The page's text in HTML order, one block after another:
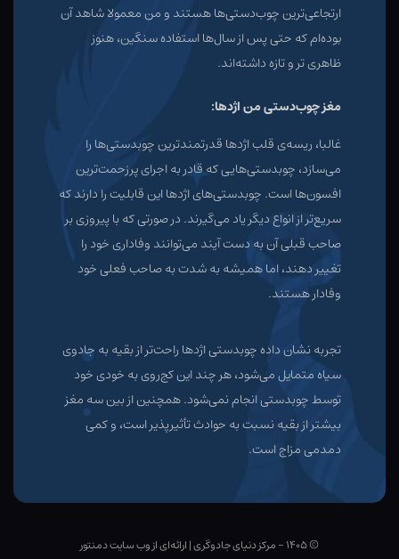
ارتجاعی‌ترین چوب‌دستی‌ها هستند و من معمولا شاهد آن
بوده‌ام که حتی پس از سال‌ها استفاده سنگین، هنوز
ظاهری تر و تازه داشته‌اند.
مغز چوب‌دستی من اژدها:
غالبا، ریسه‌ی قلب اژدها قدرتمندترین چوبدستی‌ها را
می‌سازد، چوبدستی‌هایی که قادر به اجرای پرزحمت‌ترین
افسون‌ها است. چوبدستی‌های اژدها این قابلیت را دارند که
سریع‌تر از انواع دیگر یاد می‌گیرند. در صورتی که با پیروزی بر
صاحب قبلی آن به دست آیند می‌توانند وفاداری خود را
تغییر دهند، اما همیشه به شدت به صاحب فعلی خود
وفادار هستند.
تجربه نشان داده چوبدستی اژدها راحت‌تر از بقیه به جادوی
سیاه متمایل می‌شود، هر چند این کج‌روی به خودی خود
توسط چوبدستی انجام نمی‌شود. همچنین از بین سه مغز
بیشتر از بقیه نسبت به حوادث تأثیرپذیر است، و کمی
دمدمی مزاج است.
© ۱۴۰۵ - مرکز دنیای جادوگری |ارائه‌ای از وب ‌سایت دمنتور